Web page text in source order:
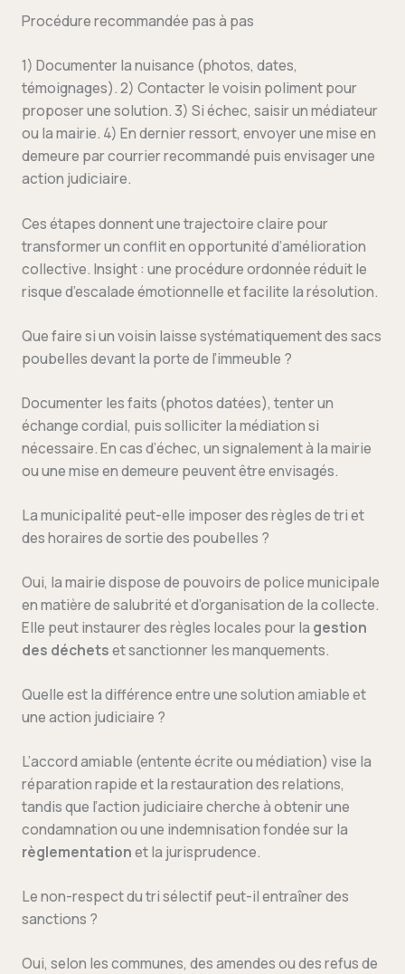
Procédure recommandée pas à pas
1) Documenter la nuisance (photos, dates,
témoignages). 2) Contacter le voisin poliment pour
proposer une solution. 3) Si échec, saisir un médiateur
ou la mairie. 4) En dernier ressort, envoyer une mise en
demeure par courrier recommandé puis envisager une
action judiciaire.
Ces étapes donnent une trajectoire claire pour
transformer un conflit en opportunité d’amélioration
collective. Insight : une procédure ordonnée réduit le
risque d’escalade émotionnelle et facilite la résolution.
Que faire si un voisin laisse systématiquement des sacs
poubelles devant la porte de l’immeuble ?
Documenter les faits (photos datées), tenter un
échange cordial, puis solliciter la médiation si
nécessaire. En cas d’échec, un signalement à la mairie
ou une mise en demeure peuvent être envisagés.
La municipalité peut-elle imposer des règles de tri et
des horaires de sortie des poubelles ?
Oui, la mairie dispose de pouvoirs de police municipale
en matière de salubrité et d’organisation de la collecte.
Elle peut instaurer des règles locales pour la gestion
des déchetset sanctionner les manquements.
Quelle est la différence entre une solution amiable et
une action judiciaire ?
L’accord amiable (entente écrite ou médiation) vise la
réparation rapide et la restauration des relations,
tandis que l’action judiciaire cherche à obtenir une
condamnation ou une indemnisation fondée sur la
règlementationet la jurisprudence.
Le non-respect du tri sélectif peut-il entraîner des
sanctions ?
Oui, selon les communes, des amendes ou des refus de